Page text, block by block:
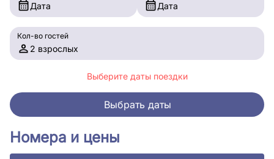
Номера и цены
Дата Дата
Кол-во гостей
2 взрослых
Выберите даты поездки
Выбрать даты